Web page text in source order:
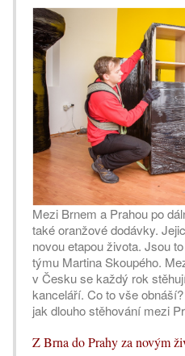
Mezi Brnem a Prahou po
také oranžové dodávky.
novou etapou života. Jsou
týmu Martina Skoupého.
v Česku se každý rok
kanceláří. Co to vše
jak dlouho stěhování mezi
Z Brna do Prahy za novým